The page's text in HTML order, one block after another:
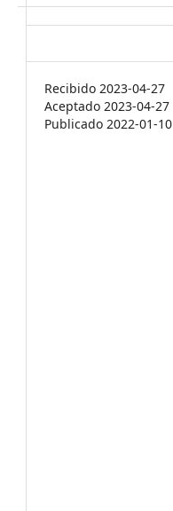
Recibido 2023-04-27
Aceptado 2023-04-27
Publicado 2022-01-10